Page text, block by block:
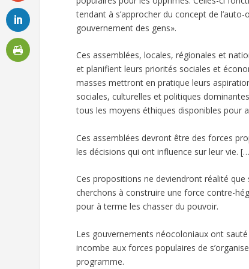
tendant à s’approcher du concept de
gouvernement des gens».
Ces assemblées, locales, régionales et
et planifient leurs priorités sociales et
masses mettront en pratique leurs
sociales, culturelles et politiques
tous les moyens éthiques disponibles pour
Ces assemblées devront être des forces
les décisions qui ont influence sur leur vie.
Ces propositions ne deviendront réalité
cherchons à construire une force contre-
pour à terme les chasser du pouvoir.
Les gouvernements néocoloniaux ont
incombe aux forces populaires de
programme.